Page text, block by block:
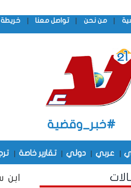
| من نحن | تواصل معنا |
#خبر_وقضية
| عربي | دولي | تقارير خاصة |
ابن